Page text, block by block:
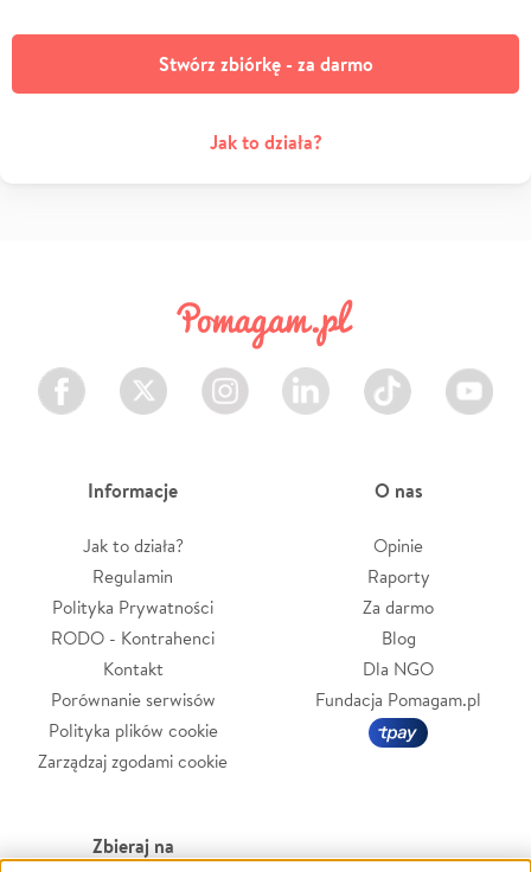
Stwórz zbiórkę - za darmo
Jak to działa?
Facebook Twitter Instagram LinkedIn TikTok Youtube
Informacje
Jak to działa?
Regulamin
Polityka Prywatności
RODO - Kontrahenci
Kontakt
Porównanie serwisów
Polityka plików cookie
Zarządzaj zgodami cookie
O nas
Opinie
Raporty
Za darmo
Blog
Dla NGO
Fundacja Pomagam.pl
Zbieraj na